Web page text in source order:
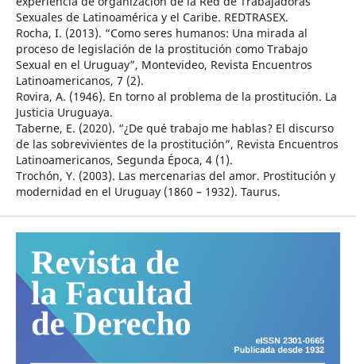
Sexuales de Latinoamérica y el Caribe. REDTRASEX.
Rocha, I. (2013). “Como seres humanos: Una mirada al
proceso de legislación de la prostitución como Trabajo
Sexual en el Uruguay”, Montevideo, Revista Encuentros
Latinoamericanos, 7 (2).
Rovira, A. (1946). En torno al problema de la prostitución. La
Justicia Uruguaya.
Taberne, E. (2020). “¿De qué trabajo me hablas? El discurso
de las sobrevivientes de la prostitución”, Revista Encuentros
Latinoamericanos, Segunda Época, 4 (1).
Trochón, Y. (2003). Las mercenarias del amor. Prostitución y
modernidad en el Uruguay (1860 – 1932). Taurus.